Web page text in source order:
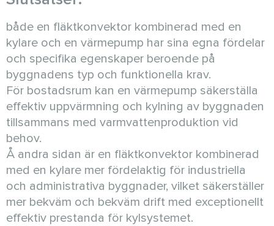
både en fläktkonvektor kombinerad med en
kylare och en värmepump har sina egna fördelar
och specifika egenskaper beroende på
byggnadens typ och funktionella krav.
För bostadsrum kan en värmepump säkerställa
effektiv uppvärmning och kylning av byggnaden
tillsammans med varmvattenproduktion vid
behov.
Å andra sidan är en fläktkonvektor kombinerad
med en kylare mer fördelaktig för industriella
och administrativa byggnader, vilket säkerställer
mer bekväm och bekväm drift med exceptionellt
effektiv prestanda för kylsystemet.